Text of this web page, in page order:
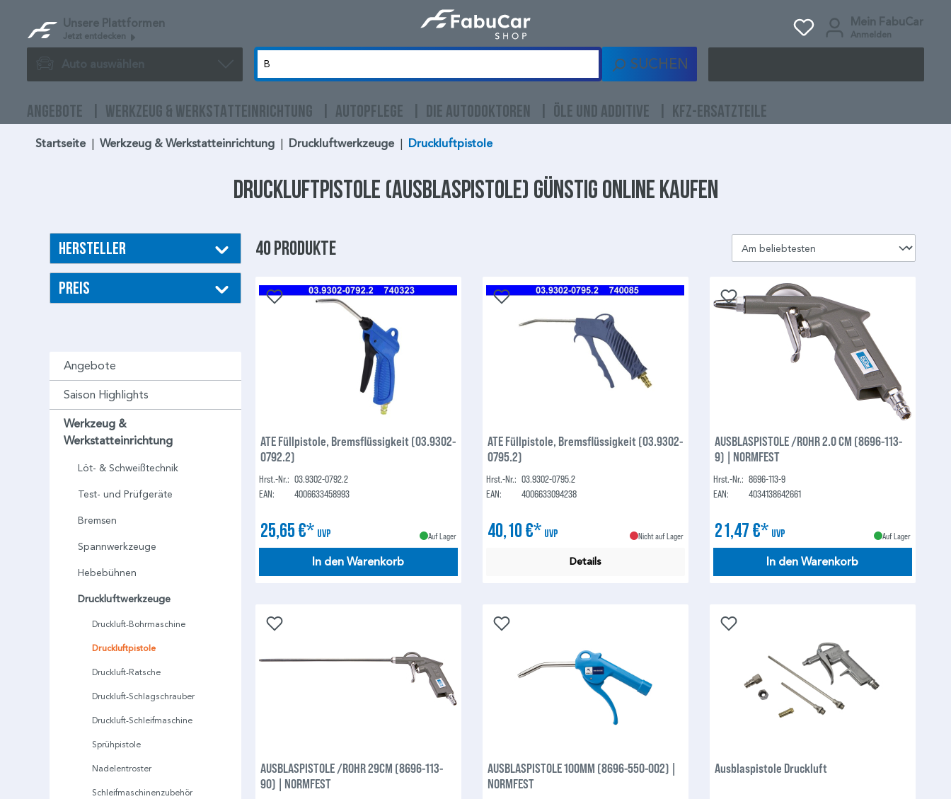
Unsere Plattformen
Jetzt entdecken
Mein FabuCar
Anmelden
Auto auswählen SUCHEN
ANGEBOTE WERKZEUG & WERKSTATTEINRICHTUNG AUTOPFLEGE DIE AUTODOKTOREN ÖLE UND ADDITIVE KFZ-ERSATZTEILE
Startseite Werkzeug & Werkstatteinrichtung Druckluftwerkzeuge Druckluftpistole
Druckluftpistole (Ausblaspistole) günstig online kaufen
Hersteller
Preis
Angebote
Saison Highlights
Werkzeug &
Werkstatteinrichtung
Löt- & Schweißtechnik
Test- und Prüfgeräte
Bremsen
Spannwerkzeuge
Hebebühnen
Druckluftwerkzeuge
Druckluft-Bohrmaschine
Druckluftpistole
Druckluft-Ratsche
Druckluft-Schlagschrauber
Druckluft-Schleifmaschine
Sprühpistole
Nadelentroster
Schleifmaschinenzubehör
40 Produkte
ATE Füllpistole, Bremsflüssigkeit (03.9302-
0792.2)
Hrst.-Nr.: 03.9302-0792.2
EAN:
4006633458993
25,65 €* UVP Auf Lager
In den Warenkorb
ATE Füllpistole, Bremsflüssigkeit (03.9302-
0795.2)
Hrst.-Nr.: 03.9302-0795.2
EAN:
4006633094238
40,10 €* UVP Nicht auf Lager
Details
AUSBLASPISTOLE /ROHR 2.0 CM (8696-113-
9) | NORMFEST
Hrst.-Nr.: 8696-113-9
EAN:
4034138642661
21,47 €* UVP Auf Lager
In den Warenkorb
AUSBLASPISTOLE /ROHR 29CM (8696-113-
90) | NORMFEST
AUSBLASPISTOLE 100MM (8696-550-002) |
NORMFEST
Ausblaspistole Druckluft